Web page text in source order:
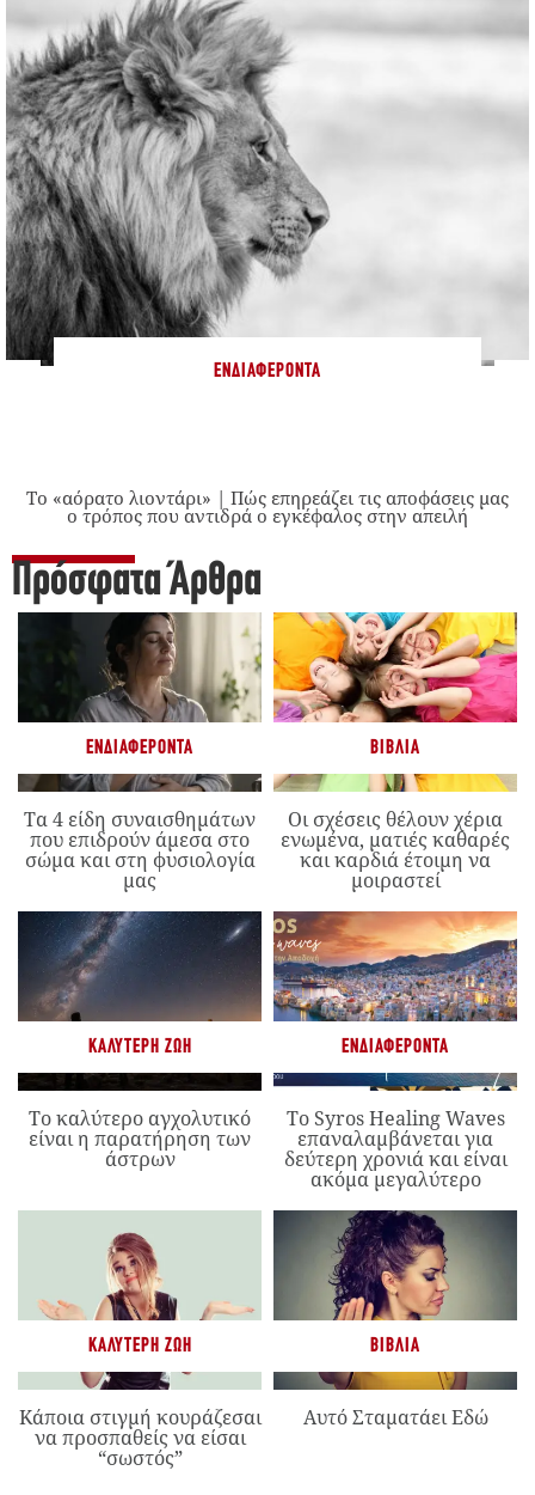
ΕΝΔΙΑΦΈΡΟΝΤΑ
Το «αόρατο λιοντάρι» | Πώς επηρεάζει τις αποφάσεις μας
ο τρόπος που αντιδρά ο εγκέφαλος στην απειλή
Πρόσφατα Άρθρα
ΕΝΔΙΑΦΈΡΟΝΤΑ
Τα 4 είδη συναισθημάτων
που επιδρούν άμεσα στο
σώμα και στη φυσιολογία
μας
ΒΙΒΛΊΑ
Οι σχέσεις θέλουν χέρια
ενωμένα, ματιές καθαρές
και καρδιά έτοιμη να
μοιραστεί
ΚΑΛΎΤΕΡΗ ΖΩΉ
Το καλύτερο αγχολυτικό
είναι η παρατήρηση των
άστρων
ΕΝΔΙΑΦΈΡΟΝΤΑ
Το Syros Healing Waves
επαναλαμβάνεται για
δεύτερη χρονιά και είναι
ακόμα μεγαλύτερο
ΚΑΛΎΤΕΡΗ ΖΩΉ
Κάποια στιγμή κουράζεσαι
να προσπαθείς να είσαι
“σωστός”
ΒΙΒΛΊΑ
Αυτό Σταματάει Εδώ